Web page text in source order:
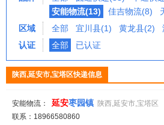
安能物流(13)
佳吉物流(8)
区域
全部 宜川县(1) 黄龙县(2)
认证
全部 已认证
陕西,延安市,宝塔区快递信息
安能物流： 延安枣园镇 陕西,延安市,宝塔区
联系：18966580860